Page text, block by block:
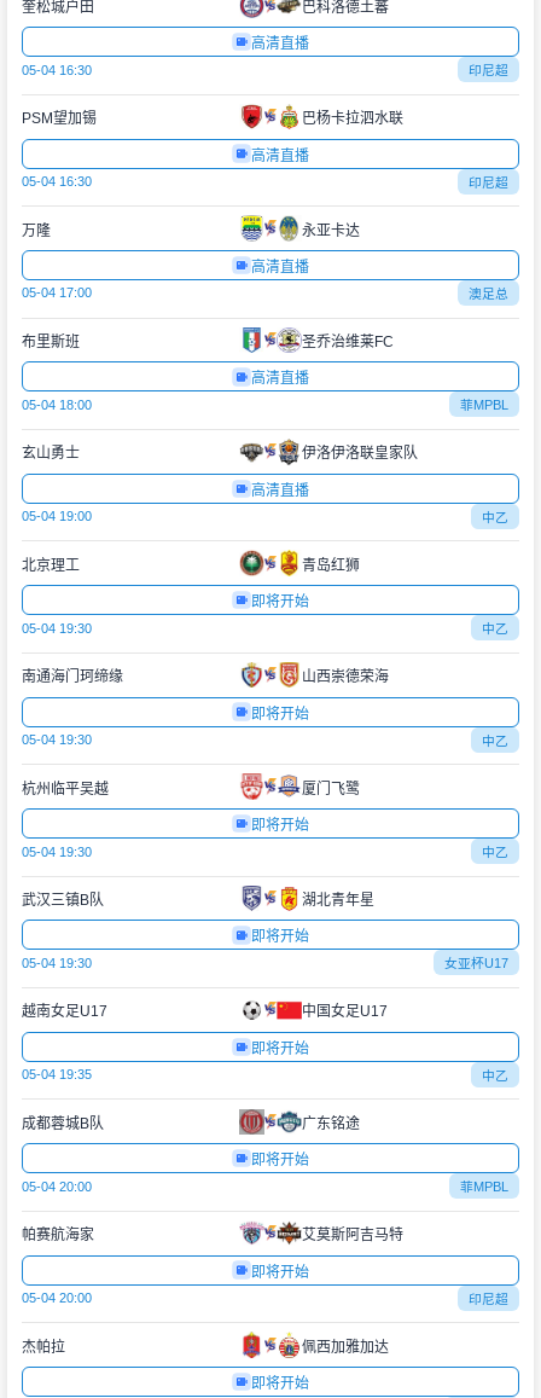
奎松城户田 巴科洛德土蕃
高清直播
05-04 16:30 印尼超
PSM望加锡 巴杨卡拉泗水联
高清直播
05-04 16:30 印尼超
万隆 永亚卡达
高清直播
05-04 17:00 澳足总
布里斯班 圣乔治维莱FC
高清直播
05-04 18:00 菲MPBL
玄山勇士 伊洛伊洛联皇家队
高清直播
05-04 19:00 中乙
北京理工 青岛红狮
即将开始
05-04 19:30 中乙
南通海门珂缔缘 山西崇德荣海
即将开始
05-04 19:30 中乙
杭州临平吴越 厦门飞鹭
即将开始
05-04 19:30 中乙
武汉三镇B队 湖北青年星
即将开始
05-04 19:30 女亚杯U17
越南女足U17 中国女足U17
即将开始
05-04 19:35 中乙
成都蓉城B队 广东铭途
即将开始
05-04 20:00 菲MPBL
帕赛航海家 艾莫斯阿吉马特
即将开始
05-04 20:00 印尼超
杰帕拉 佩西加雅加达
即将开始